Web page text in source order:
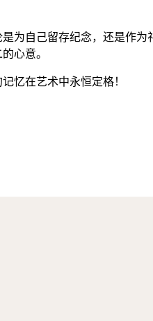
为自己留存纪念，还是作
心意。
忆在艺术中永恒定格！